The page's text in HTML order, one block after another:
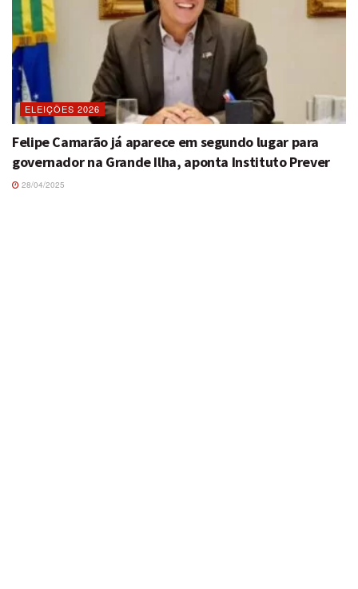
ELEIÇÕES 2026
Felipe Camarão já aparece em segundo lugar para
governador na Grande Ilha, aponta Instituto Prever
28/04/2025